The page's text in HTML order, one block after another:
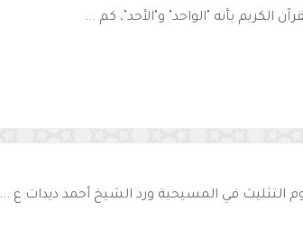
الكريم بأنه "الواحد" و"الأحد"، كم ...
التثليث في المسيحية ورد الشيخ أحمد ديدات ع ...